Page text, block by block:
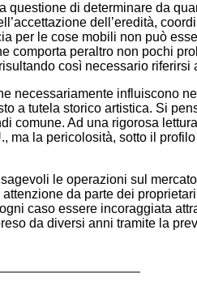
questione di determinare da
dell’eredità,
per le cose mobili non può
comporta peraltro non pochi
così necessario
necessariamente influiscono
a tutela storico artistica. Si
comune. Ad una rigorosa
ma la pericolosità, sotto il
le operazioni sul
da parte dei
caso essere incoraggiata
da diversi anni tramite la